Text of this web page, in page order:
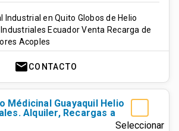
Industrial en Quito Globos de Helio
Ecuador Venta Recarga de
Acoples
mailCONTACTO
Seleccionar
Médicinal Guayaquil Helio
Alquiler, Recargas a